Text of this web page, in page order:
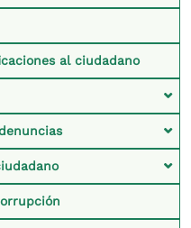
al ciudadano